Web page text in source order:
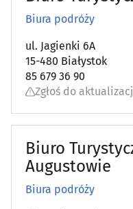
Biura podróży
ul. Jagienki 6A
15-480 Białystok
85 679 36 90
Zgłoś do
Biuro
Augustowie
Biura podróży